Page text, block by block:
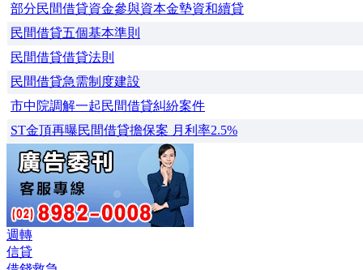
部分民間借貸資金參與資本金墊資和續貸
民間借貸五個基本準則
民間借貸借貸法則
民間借貸急需制度建設
市中院調解一起民間借貸糾紛案件
ST金頂再曝民間借貸擔保案 月利率2.5%
週轉
信貸